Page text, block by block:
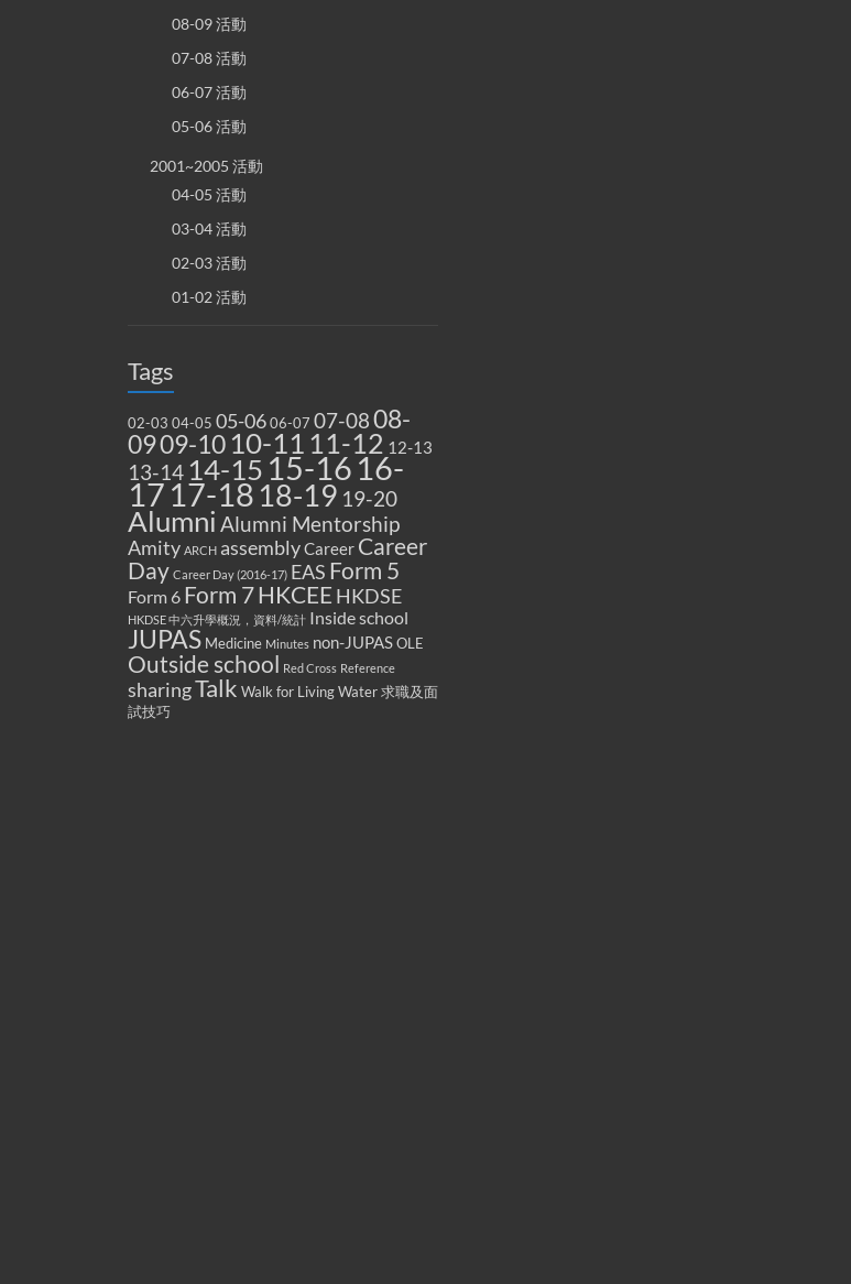
08-09 活動
07-08 活動
06-07 活動
05-06 活動
2001~2005 活動
04-05 活動
03-04 活動
02-03 活動
01-02 活動
Tags
02-03 04-05 05-0606-07 07-0808-
0909-10 10-11 11-12 12-13
13-14 14-15 15-16 16-
17 17-18 18-19 19-20
Alumni Alumni Mentorship
Amity ARCH assemblyCareer Career
Day Career Day (2016-17) EAS Form 5
Form 6 Form 7HKCEE HKDSE
HKDSE 中六升學概況，資料/統計 Inside school
JUPAS Medicine Minutes non-JUPASOLE
Outside school Red Cross Reference
sharingTalk Walk for Living Water求職及面
試技巧